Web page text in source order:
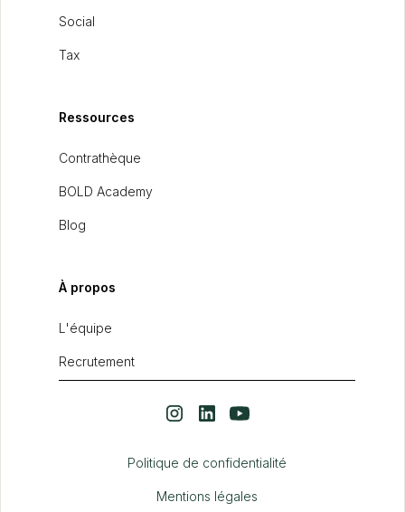
Social
Tax
Ressources
Contrathèque
BOLD Academy
Blog
À propos
L'équipe
Recrutement
Politique de confidentialité
Mentions légales